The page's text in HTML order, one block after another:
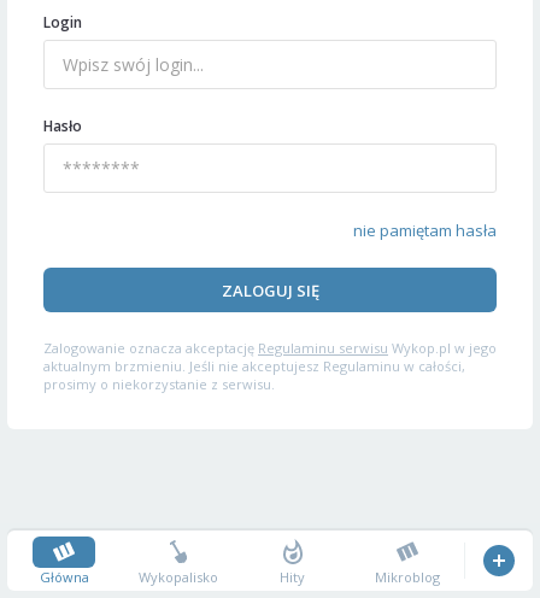
Login
Hasło
nie pamiętam hasła
ZALOGUJ SIĘ
Zalogowanie oznacza akceptację Regulaminu serwisu Wykop.pl w jego
aktualnym brzmieniu. Jeśli nie akceptujesz Regulaminu w całości,
prosimy o niekorzystanie z serwisu.
Główna Wykopalisko Hity Mikroblog